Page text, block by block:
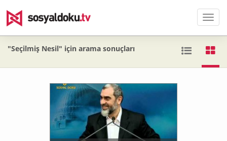
Menü
"Seçilmiş Nesil" için arama sonuçları